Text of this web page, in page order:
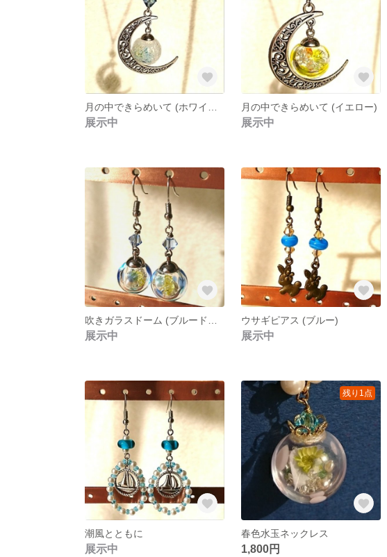
展示中
月の中できらめいて (イエロー)
展示中
展示中
ウサギピアス (ブルー)
展示中
潮風とともに
展示中
残り1点
春色水玉ネックレス
1,800円